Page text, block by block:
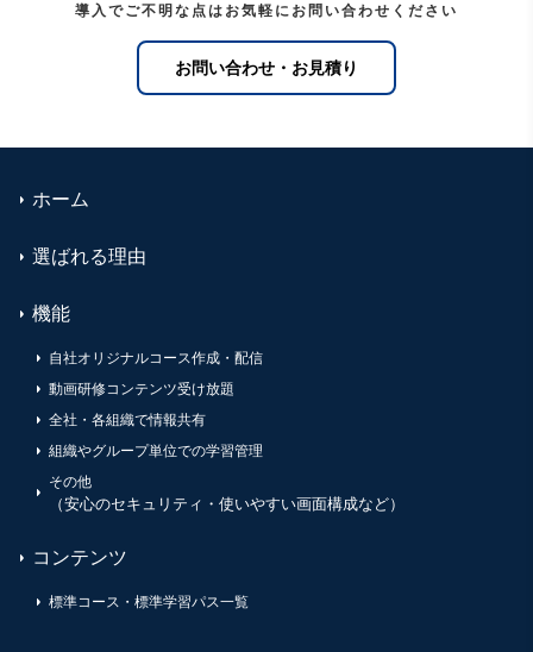
導入でご不明な点はお気軽にお問い合わせください
お問い合わせ・お見積り
ホーム
選ばれる理由
機能
自社オリジナルコース作成・配信
動画研修コンテンツ受け放題
全社・各組織で情報共有
組織やグループ単位での学習管理
その他
（安心のセキュリティ・使いやすい画面構成など）
コンテンツ
標準コース・標準学習パス一覧